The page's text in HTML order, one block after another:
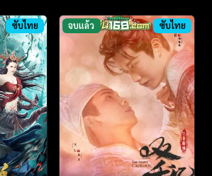
ซับไทย จบแล้ว ซับไทย